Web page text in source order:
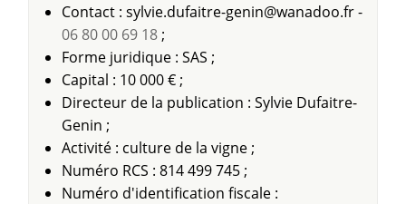
Contact :
wana
-
06 80 00 69 18 ;
Forme juridique : SAS ;
Capital : 10 000 € ;
Directeur de la publication : Sylvie Dufaitre-
Genin ;
Activité : culture de la vigne ;
Numéro RCS : 814 499 745 ;
Numéro d'identification fiscale :